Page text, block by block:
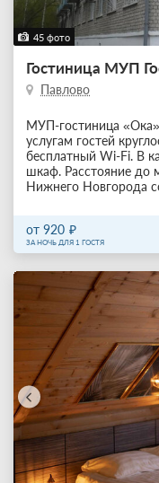
45 фото
Гостиница МУП
Павлово
МУП-гостиница
услугам гостей
бесплатный Wi-Fi. В
шкаф. Расстояние до
Нижнего Новгорода
от 920
ЗА НОЧЬ ДЛЯ 1 ГОСТЯ